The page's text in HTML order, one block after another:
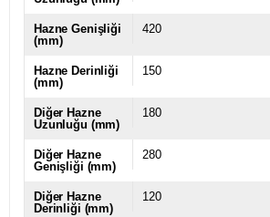
Hazne Genişliği
(mm)
420
Hazne Derinliği
(mm)
150
Diğer Hazne
Uzunluğu (mm)
180
Diğer Hazne
Genişliği (mm)
280
Diğer Hazne
Derinliği (mm)
120